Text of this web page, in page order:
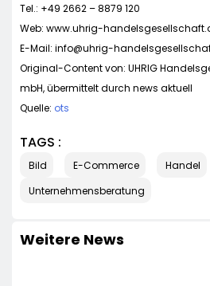
Tel.: +49 2662 – 8879 120
Web: www.uhrig-
E-Mail: info@uhrig-
Original-Content von: UHRIG
mbH, übermittelt durch news aktuell
Quelle: ots
TAGS :
Bild E-Commerce
Handel
Unternehmensberatung
Weitere News